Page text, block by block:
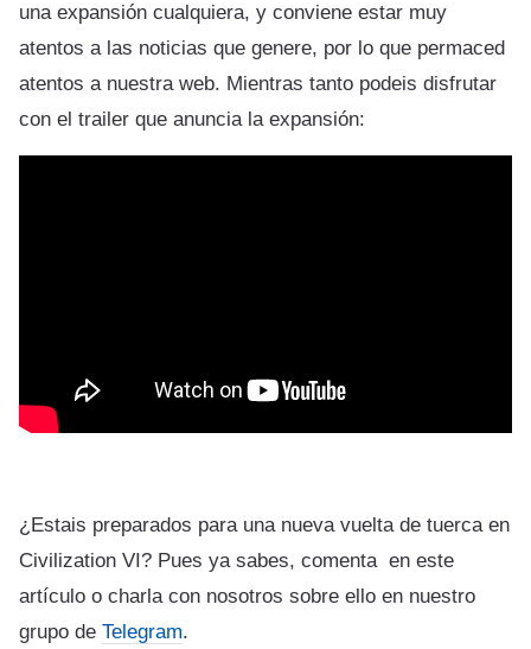
una expansión cualquiera, y conviene estar muy
atentos a las noticias que genere, por lo que permaced
atentos a nuestra web. Mientras tanto podeis disfrutar
con el trailer que anuncia la expansión:
¿Estais preparados para una nueva vuelta de tuerca en
Civilization VI? Pues ya sabes, comenta en este
artículo o charla con nosotros sobre ello en nuestro
grupo de Telegram.